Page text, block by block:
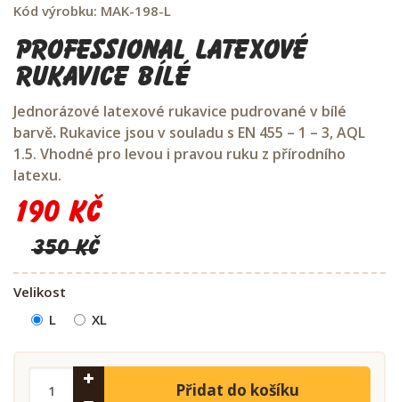
Kód výrobku: MAK-198-L
Professional latexové
rukavice bílé
Jednorázové latexové rukavice pudrované v bílé
barvě. Rukavice jsou v souladu s EN 455 – 1 – 3, AQL
1.5. Vhodné pro levou i pravou ruku z přírodního
latexu.
190 Kč
350 Kč
Velikost
L
XL
Přidat do košíku